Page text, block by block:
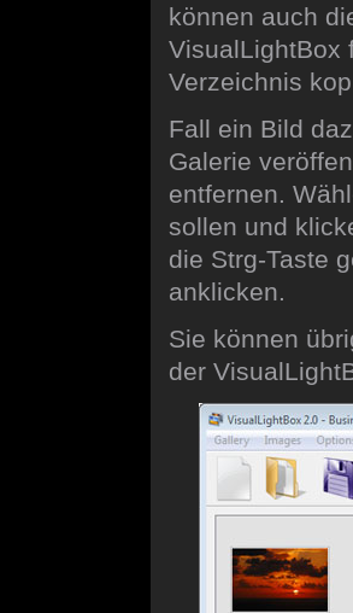
können auch
VisualLightBox
Verzeichnis
Fall ein Bild
Galerie
entfernen.
sollen und
die Strg-Taste
anklicken.
Sie können
der